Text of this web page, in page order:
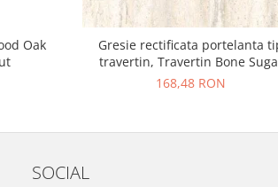
Oak
Gresie rectificata portelanta
travertin, Travertin Bone
25621011, 60x120 cm, bej, finisaj
168,48 RON
SOCIAL